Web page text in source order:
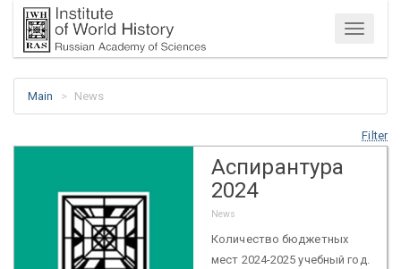
Menu
Main News
Filter
Аспирантура
2024
News
Количество бюджетных
мест 2024-2025 учебный год.